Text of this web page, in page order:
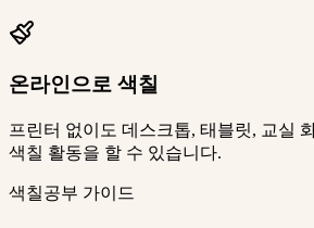
온라인으로 색칠
프린터 없이도 데스크톱, 태블릿, 교실
색칠 활동을 할 수 있습니다.
색칠공부 가이드